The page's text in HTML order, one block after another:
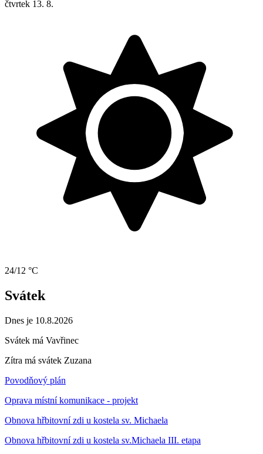
čtvrtek 13. 8.
24/12 °C
Svátek
Dnes je 10.8.2026
Svátek má Vavřinec
Zítra má svátek Zuzana
Povodňový plán
Oprava místní komunikace - projekt
Obnova hřbitovní zdi u kostela sv. Michaela
Obnova hřbitovní zdi u kostela sv.Michaela III. etapa